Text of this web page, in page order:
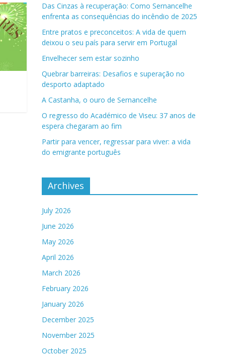
Das Cinzas à recuperação: Como Sernancelhe
enfrenta as consequências do incêndio de 2025
Entre pratos e preconceitos: A vida de quem
deixou o seu país para servir em Portugal
Envelhecer sem estar sozinho
Quebrar barreiras: Desafios e superação no
desporto adaptado
A Castanha, o ouro de Sernancelhe
O regresso do Académico de Viseu: 37 anos de
espera chegaram ao fim
Partir para vencer, regressar para viver: a vida
do emigrante português
Archives
July 2026
June 2026
May 2026
April 2026
March 2026
February 2026
January 2026
December 2025
November 2025
October 2025